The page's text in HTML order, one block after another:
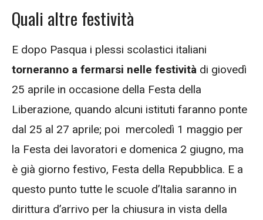
Quali altre festività
E dopo Pasqua i plessi scolastici italiani
torneranno a fermarsi nelle festività di giovedì
25 aprile in occasione della Festa della
Liberazione, quando alcuni istituti faranno ponte
dal 25 al 27 aprile; poi mercoledì 1 maggio per
la Festa dei lavoratori e domenica 2 giugno, ma
è già giorno festivo, Festa della Repubblica. E a
questo punto tutte le scuole d’Italia saranno in
dirittura d’arrivo per la chiusura in vista della